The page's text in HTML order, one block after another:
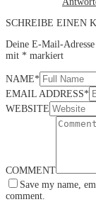
SCHREIBE EINEN
Deine E-Mail-
mit * markiert
NAME*
EMAIL ADDRESS*
WEBSITE
COMMENT
Save my name,
comment.